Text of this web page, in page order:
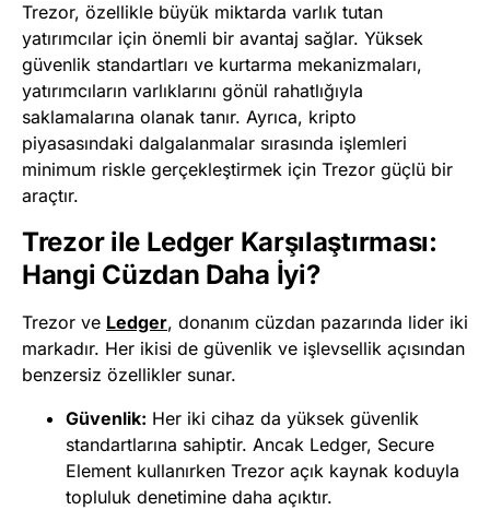
Trezor, özellikle büyük miktarda varlık tutan
yatırımcılar için önemli bir avantaj sağlar. Yüksek
güvenlik standartları ve kurtarma mekanizmaları,
yatırımcıların varlıklarını gönül rahatlığıyla
saklamalarına olanak tanır. Ayrıca, kripto
piyasasındaki dalgalanmalar sırasında işlemleri
minimum riskle gerçekleştirmek için Trezor güçlü bir
araçtır.
Trezor ile Ledger Karşılaştırması:
Hangi Cüzdan Daha İyi?
Trezor ve Ledger, donanım cüzdan pazarında lider iki
markadır. Her ikisi de güvenlik ve işlevsellik açısından
benzersiz özellikler sunar.
Güvenlik: Her iki cihaz da yüksek güvenlik
standartlarına sahiptir. Ancak Ledger, Secure
Element kullanırken Trezor açık kaynak koduyla
topluluk denetimine daha açıktır.